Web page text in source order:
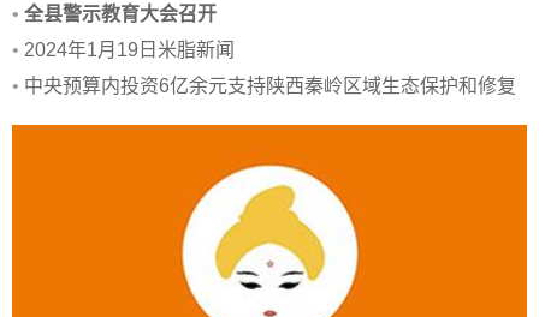
• 全县警示教育大会召开
• 2024年1月19日米脂新闻
• 中央预算内投资6亿余元支持陕西秦岭区域生态保护和修复
项目建设